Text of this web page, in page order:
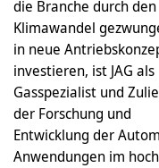
die Branche durch den
Klimawandel
in neue
investieren, ist JAG als
Gasspezialist und
der Forschung und
Entwicklung der
Anwendungen im